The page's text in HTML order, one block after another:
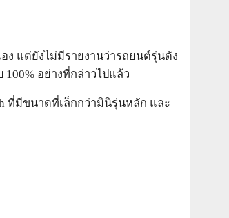
แต่ยังไม่มีรายงานว่ารถยนต์รุ่นดัง
อย่างที่กล่าวไปแล้ว
ที่มีขนาดที่เล็กกว่ามินิรุ่นหลัก และ